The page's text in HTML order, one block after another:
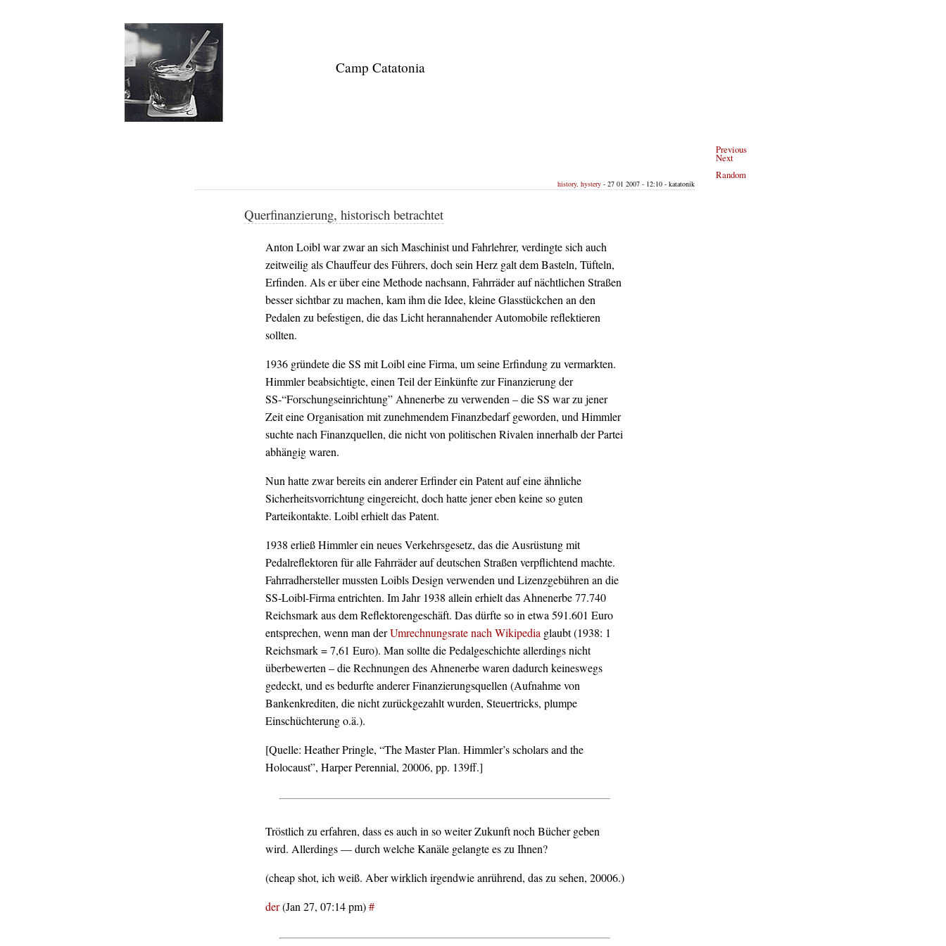
Camp Catatonia
Previous
Next
Random
history, hystery - 27 01 2007 - 12:10 - katatonik
Querfinanzierung, historisch betrachtet
Anton Loibl war zwar an sich Maschinist und Fahrlehrer, verdingte sich auch
zeitweilig als Chauffeur des Führers, doch sein Herz galt dem Basteln, Tüfteln,
Erfinden. Als er über eine Methode nachsann, Fahrräder auf nächtlichen Straßen
besser sichtbar zu machen, kam ihm die Idee, kleine Glasstückchen an den
Pedalen zu befestigen, die das Licht herannahender Automobile reflektieren
sollten.
1936 gründete die SS mit Loibl eine Firma, um seine Erfindung zu vermarkten.
Himmler beabsichtigte, einen Teil der Einkünfte zur Finanzierung der
SS-“Forschungseinrichtung” Ahnenerbe zu verwenden – die SS war zu jener
Zeit eine Organisation mit zunehmendem Finanzbedarf geworden, und Himmler
suchte nach Finanzquellen, die nicht von politischen Rivalen innerhalb der Partei
abhängig waren.
Nun hatte zwar bereits ein anderer Erfinder ein Patent auf eine ähnliche
Sicherheitsvorrichtung eingereicht, doch hatte jener eben keine so guten
Parteikontakte. Loibl erhielt das Patent.
1938 erließ Himmler ein neues Verkehrsgesetz, das die Ausrüstung mit
Pedalreflektoren für alle Fahrräder auf deutschen Straßen verpflichtend machte.
Fahrradhersteller mussten Loibls Design verwenden und Lizenzgebühren an die
SS-Loibl-Firma entrichten. Im Jahr 1938 allein erhielt das Ahnenerbe 77.740
Reichsmark aus dem Reflektorengeschäft. Das dürfte so in etwa 591.601 Euro
entsprechen, wenn man derUmrechnungsrate nach Wikipedia glaubt (1938: 1
Reichsmark = 7,61 Euro). Man sollte die Pedalgeschichte allerdings nicht
überbewerten – die Rechnungen des Ahnenerbe waren dadurch keineswegs
gedeckt, und es bedurfte anderer Finanzierungsquellen (Aufnahme von
Bankenkrediten, die nicht zurückgezahlt wurden, Steuertricks, plumpe
Einschüchterung o.ä.).
[Quelle: Heather Pringle, “The Master Plan. Himmler’s scholars and the
Holocaust”, Harper Perennial, 20006, pp. 139ff.]
Tröstlich zu erfahren, dass es auch in so weiter Zukunft noch Bücher geben
wird. Allerdings — durch welche Kanäle gelangte es zu Ihnen?
(cheap shot, ich weiß. Aber wirklich irgendwie anrührend, das zu sehen, 20006.)
der(Jan 27, 07:14 pm)#